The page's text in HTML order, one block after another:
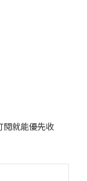
閱就能優先收